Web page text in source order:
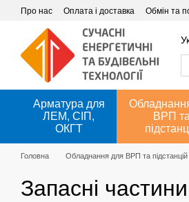
Перейти до основного контенту
Про нас Оплата і доставка Обмін та
Арматура для
ЛЕМ, СІП,
ОКГТ
ВРП та
Головна Обладнання для ВРП та підстанцій
Запасні